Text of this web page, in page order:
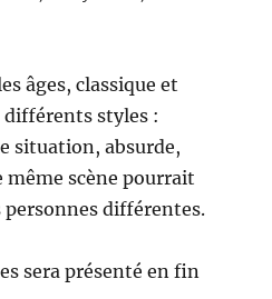
âges, classique et
styles :
situation, absurde,
scène pourrait
différentes.
sera présenté en fin